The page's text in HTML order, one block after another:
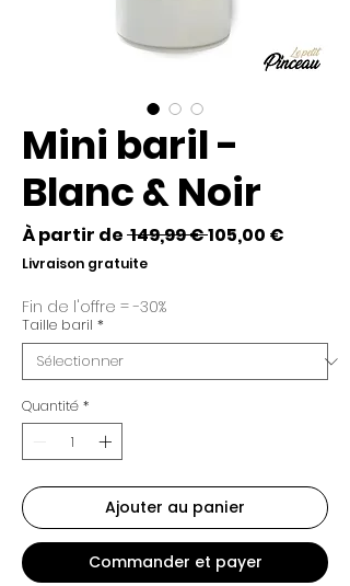
Mini baril -
Blanc & Noir
À partir de 149,99 € Prix
105,00 €
Livraison gratuite
Fin de l'offre = -30%
Taille baril *
Quantité *
Ajouter au panier
Commander et payer